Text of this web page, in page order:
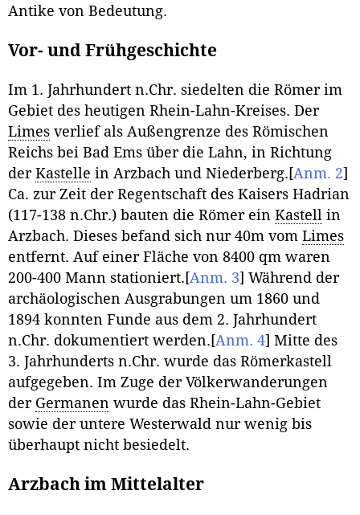
Antike von Bedeutung.
Vor- und Frühgeschichte
Im 1. Jahrhundert n.Chr. siedelten die Römer im
Gebiet des heutigen Rhein-Lahn-Kreises. Der
Limes verlief als Außengrenze des Römischen
Reichs bei Bad Ems über die Lahn, in Richtung
der Kastelle in Arzbach und Niederberg. [Anm. 2]
Ca. zur Zeit der Regentschaft des Kaisers Hadrian
(117-138 n.Chr.) bauten die Römer ein Kastell in
Arzbach. Dieses befand sich nur 40m vom Limes
entfernt. Auf einer Fläche von 8400 qm waren
200-400 Mann stationiert. [Anm. 3] Während der
archäologischen Ausgrabungen um 1860 und
1894 konnten Funde aus dem 2. Jahrhundert
n.Chr. dokumentiert werden. [Anm. 4] Mitte des
3. Jahrhunderts n.Chr. wurde das Römerkastell
aufgegeben. Im Zuge der Völkerwanderungen
der Germanen wurde das Rhein-Lahn-Gebiet
sowie der untere Westerwald nur wenig bis
überhaupt nicht besiedelt.
Arzbach im Mittelalter